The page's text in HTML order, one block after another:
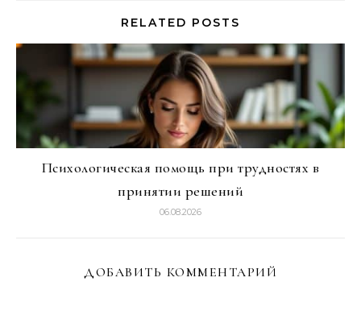
RELATED POSTS
Психологическая помощь при трудностях в
принятии решений
06.08.2026
ДОБАВИТЬ КОММЕНТАРИЙ